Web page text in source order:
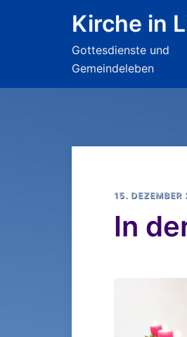
Kirche in
Gottesdienste und
Gemeindeleben
15. DEZEMBER
In